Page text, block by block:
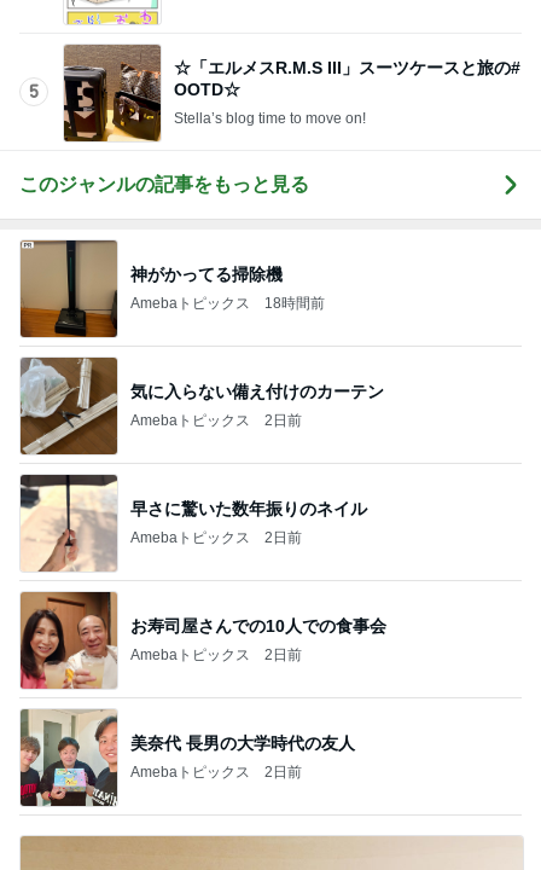
5
☆「エルメスR.M.S III」スーツケースと旅の#
OOTD☆
Stella’s blog time to move on!
このジャンルの記事をもっと見る
神がかってる掃除機
Amebaトピックス 18時間前
気に入らない備え付けのカーテン
Amebaトピックス 2日前
早さに驚いた数年振りのネイル
Amebaトピックス 2日前
お寿司屋さんでの10人での食事会
Amebaトピックス 2日前
美奈代 長男の大学時代の友人
Amebaトピックス 2日前